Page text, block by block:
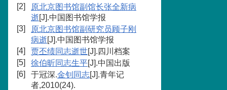
[2]
原北京图书馆副馆长张全新病
逝[J].中国图书馆学报
[3]
原北京图书馆副研究员顾子刚
病逝[J].中国图书馆学报
[4]
贾丕绩同志逝世[J].四川档案
[5]
徐伯昕同志生平[J].中国出版
[6]
于冠深.金钊同志[J].青年记
者,2010(24).